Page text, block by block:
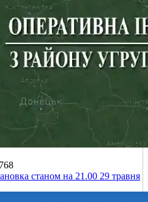
станом на 21.00 29 травня